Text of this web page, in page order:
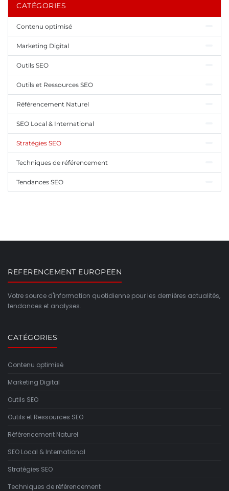
CATÉGORIES
Contenu optimisé
Marketing Digital
Outils SEO
Outils et Ressources SEO
Référencement Naturel
SEO Local & International
Stratégies SEO
Techniques de référencement
Tendances SEO
REFERENCEMENT EUROPEEN
Votre source d'information quotidienne pour les dernières actualités,
tendances et analyses.
CATÉGORIES
Contenu optimisé
Marketing Digital
Outils SEO
Outils et Ressources SEO
Référencement Naturel
SEO Local & International
Stratégies SEO
Techniques de référencement